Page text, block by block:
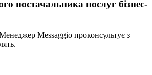
постачальника послуг бізнес-
Messaggio проконсультує з